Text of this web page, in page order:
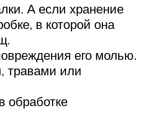
А если хранение
в которой она
его молью.
травами или
обработке